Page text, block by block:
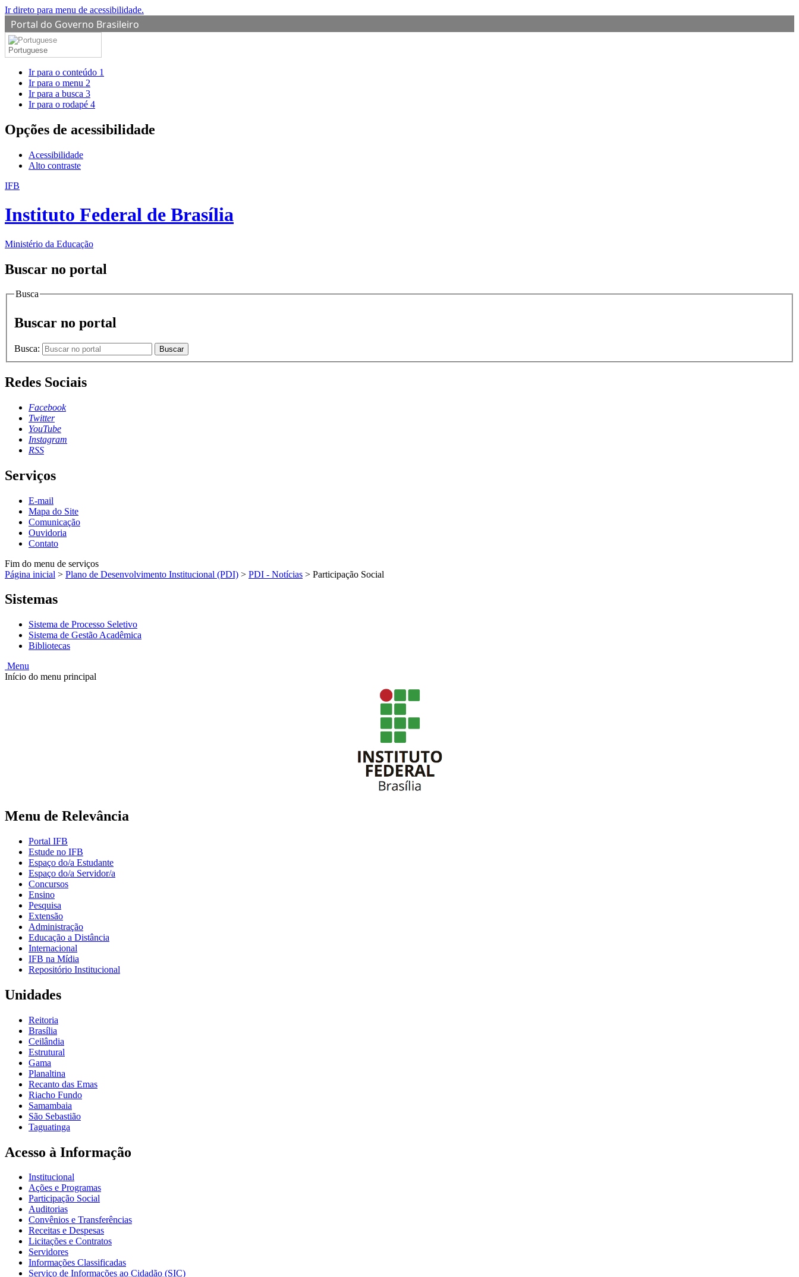
Ir direto para menu de acessibilidade.
Portal do Governo Brasileiro
Portuguese
Ir para o conteúdo 1
Ir para o menu 2
Ir para a busca 3
Ir para o rodapé 4
Opções de acessibilidade
Acessibilidade
Alto contraste
IFB
Instituto Federal de Brasília
Ministério da Educação
Buscar no portal
Busca
Buscar no portal
Busca: Buscar
Redes Sociais
Facebook
Twitter
YouTube
Instagram
RSS
Serviços
E-mail
Mapa do Site
Comunicação
Ouvidoria
Contato
Fim do menu de serviços
Página inicial > Plano de Desenvolvimento Institucional (PDI) > PDI - Notícias > Participação Social
Sistemas
Sistema de Processo Seletivo
Sistema de Gestão Acadêmica
Bibliotecas
Menu
Início do menu principal
Menu de Relevância
Portal IFB
Estude no IFB
Espaço do/a Estudante
Espaço do/a Servidor/a
Concursos
Ensino
Pesquisa
Extensão
Administração
Educação a Distância
Internacional
IFB na Mídia
Repositório Institucional
Unidades
Reitoria
Brasília
Ceilândia
Estrutural
Gama
Planaltina
Recanto das Emas
Riacho Fundo
Samambaia
São Sebastião
Taguatinga
Acesso à Informação
Institucional
Ações e Programas
Participação Social
Auditorias
Convênios e Transferências
Receitas e Despesas
Licitações e Contratos
Servidores
Informações Classificadas
Serviço de Informações ao Cidadão (SIC)